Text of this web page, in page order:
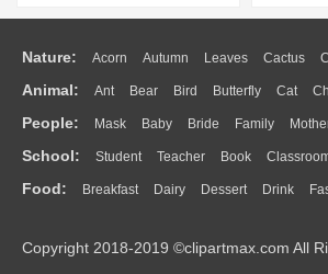
Nature: Acorn Autumn Leaves Cactus
Flame Glaciers Grass Lightning Moon
Water Bush Cloud Drop Forest
Animal: Ant Bear Bird Butterfly Cat
Duck Eagle Elephant Fish Frog Honey
Monkey Mouse Pig Penguin Tiger Turkey
People: Mask Baby Bride Family
Doctor Ear Eyes Walking Home Hair
Mouth Face Finger Hand
School: Student Teacher Book
Education School Bus Map Knowledge
Food: Breakfast Dairy Dessert Drink
Bread Cooking Hot Dog
Copyright 2018-2019 ©clipartmax.com All